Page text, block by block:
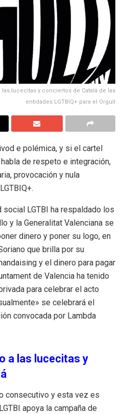
lucecitas y conciertos de Catalá de las
entidades LGTBIQ+ para el Orgull
e polémica, y si el cartel
de respeto e integración,
provocación y nula
social LGTBI ha respaldado los
y la Generalitat Valenciana se
dinero y poner su logo, en
que brilla por su
y el dinero para pagar
de Valencia ha tenido
para celebrar el acto
se celebrará el
convocada por Lambda
a las lucecitas y
consecutivo y esta vez es
apoya la campaña de